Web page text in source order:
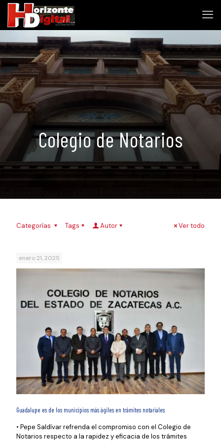
Colegio de Notarios
Categorías Tags Autor Ver todo
enero 21, 2025
Guadalupe es de los municipios más ágiles en trámites notariales
• Pepe Saldívar refrenda el compromiso con el Colegio de
Notarios respecto a la rapidez y eficacia de los trámites